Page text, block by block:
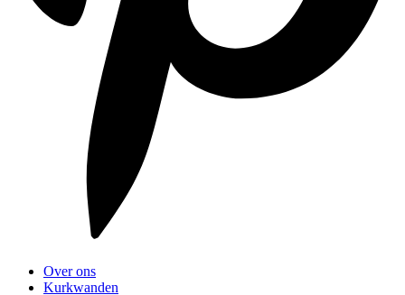
Over ons
Kurkwanden